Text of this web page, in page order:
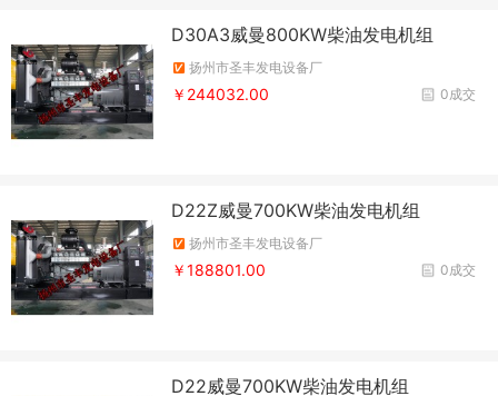
D30A3威曼800KW柴油发电机组
扬州市圣丰发电设备厂
0成交
￥244032.00
D22Z威曼700KW柴油发电机组
扬州市圣丰发电设备厂
0成交
￥188801.00
D22威曼700KW柴油发电机组